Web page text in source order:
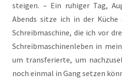
stei­gen. – Ein ruhi­ger Tag,
Abends sit­ze ich in der
Schreib­ma­schi­ne, die ich vor
Schreib­ma­schi­nen­le­ben in
um trans­fe­rier­te, um
noch ein­mal in Gang set­zen